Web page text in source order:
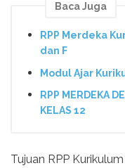
Baca Juga
RPP Merdeka
dan F
Modul Ajar
RPP MERDEKA
KELAS 12
Tujuan RPP